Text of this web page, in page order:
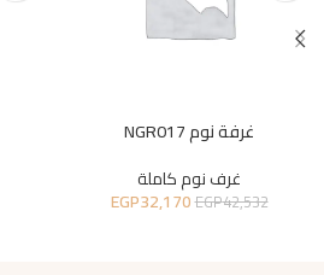
غرفة نوم NGR017
غرف نوم كاملة
EGP42,532
EGP32,170